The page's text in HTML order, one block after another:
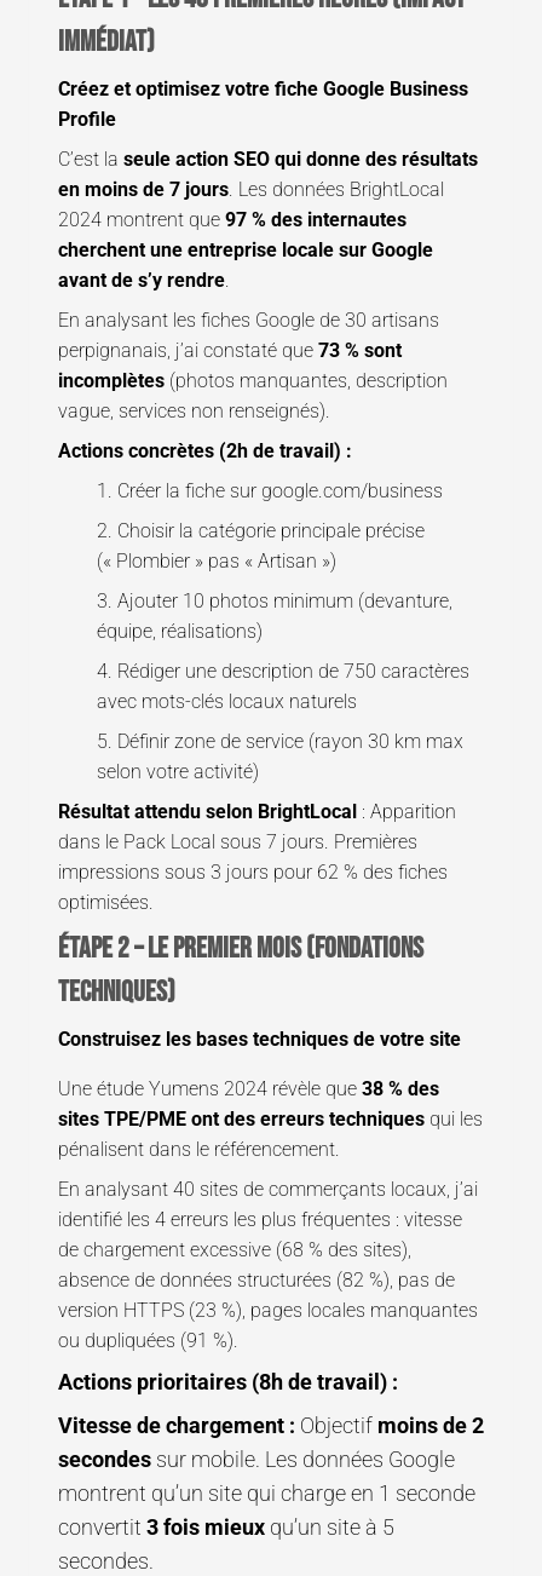
immédiat)
Créez et optimisez votre fiche Google Business
Profile
C’est la seule action SEO qui donne des résultats
en moins de 7 jours. Les données BrightLocal
2024 montrent que 97 % des internautes
cherchent une entreprise locale sur Google
avant de s’y rendre.
En analysant les fiches Google de 30 artisans
perpignanais, j’ai constaté que 73 % sont
incomplètes (photos manquantes, description
vague, services non renseignés).
Actions concrètes (2h de travail) :
1. Créer la fiche sur google.com/business
2. Choisir la catégorie principale précise
(« Plombier » pas « Artisan »)
3. Ajouter 10 photos minimum (devanture,
équipe, réalisations)
4. Rédiger une description de 750 caractères
avec mots-clés locaux naturels
5. Définir zone de service (rayon 30 km max
selon votre activité)
Résultat attendu selon BrightLocal : Apparition
dans le Pack Local sous 7 jours. Premières
impressions sous 3 jours pour 62 % des fiches
optimisées.
ÉTAPE 2 – Le premier mois (fondations
techniques)
Construisez les bases techniques de votre site
Une étude Yumens 2024 révèle que 38 % des
sites TPE/PME ont des erreurs techniques qui les
pénalisent dans le référencement.
En analysant 40 sites de commerçants locaux, j’ai
identifié les 4 erreurs les plus fréquentes : vitesse
de chargement excessive (68 % des sites),
absence de données structurées (82 %), pas de
version HTTPS (23 %), pages locales manquantes
ou dupliquées (91 %).
Actions prioritaires (8h de travail) :
Vitesse de chargement : Objectif moins de 2
secondes sur mobile. Les données Google
montrent qu’un site qui charge en 1 seconde
convertit 3 fois mieux qu’un site à 5
secondes.